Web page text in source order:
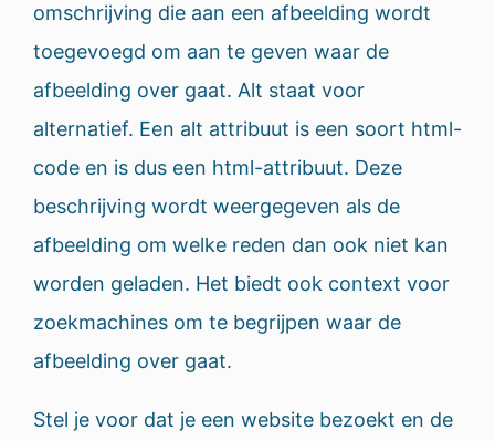
omschrijving die aan een afbeelding wordt
toegevoegd om aan te geven waar de
afbeelding over gaat. Alt staat voor
alternatief. Een alt attribuut is een soort html-
code en is dus een html-attribuut. Deze
beschrijving wordt weergegeven als de
afbeelding om welke reden dan ook niet kan
worden geladen. Het biedt ook context voor
zoekmachines om te begrijpen waar de
afbeelding over gaat.
Stel je voor dat je een website bezoekt en de